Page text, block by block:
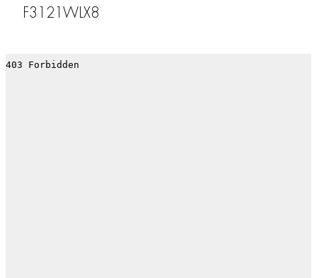
F3121WLX8